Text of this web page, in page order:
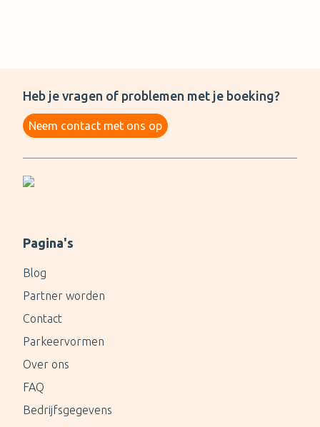
Heb je vragen of problemen met je boeking?
Neem contact met ons op
Pagina's
Blog
Partner worden
Contact
Parkeervormen
Over ons
FAQ
Bedrijfsgegevens